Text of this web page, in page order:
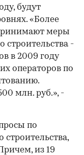
будут
«Более
меры
-
в 2009 году
операторов по
млн. руб.», -
по
из 19